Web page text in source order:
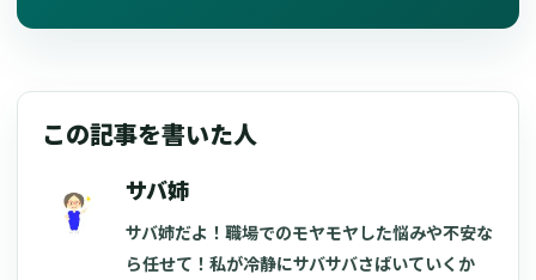
この記事を書いた人
サバ姉
サバ姉だよ！職場でのモヤモヤした悩みや不安な
ら任せて！私が冷静にサバサバさばいていくか